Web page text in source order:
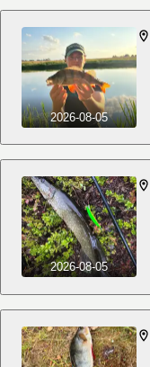
2026-08-05
2026-08-05